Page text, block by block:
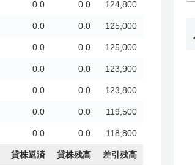
0.0 0.0 124,800
0.0 0.0 125,000
0.0 0.0 125,000
0.0 0.0 123,900
0.0 0.0 123,800
0.0 0.0 119,500
0.0 0.0 118,800
貸株返済 貸株残高 差引残高